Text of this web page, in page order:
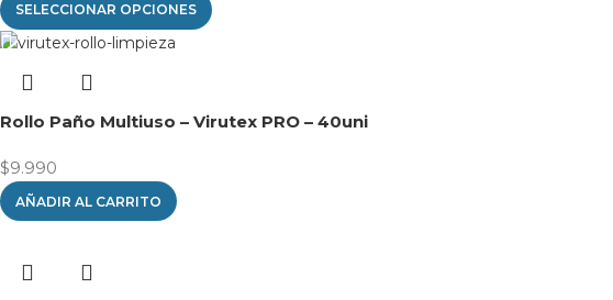
SELECCIONAR OPCIONES
Rollo Paño Multiuso – Virutex PRO – 40uni
$9.990
AÑADIR AL CARRITO